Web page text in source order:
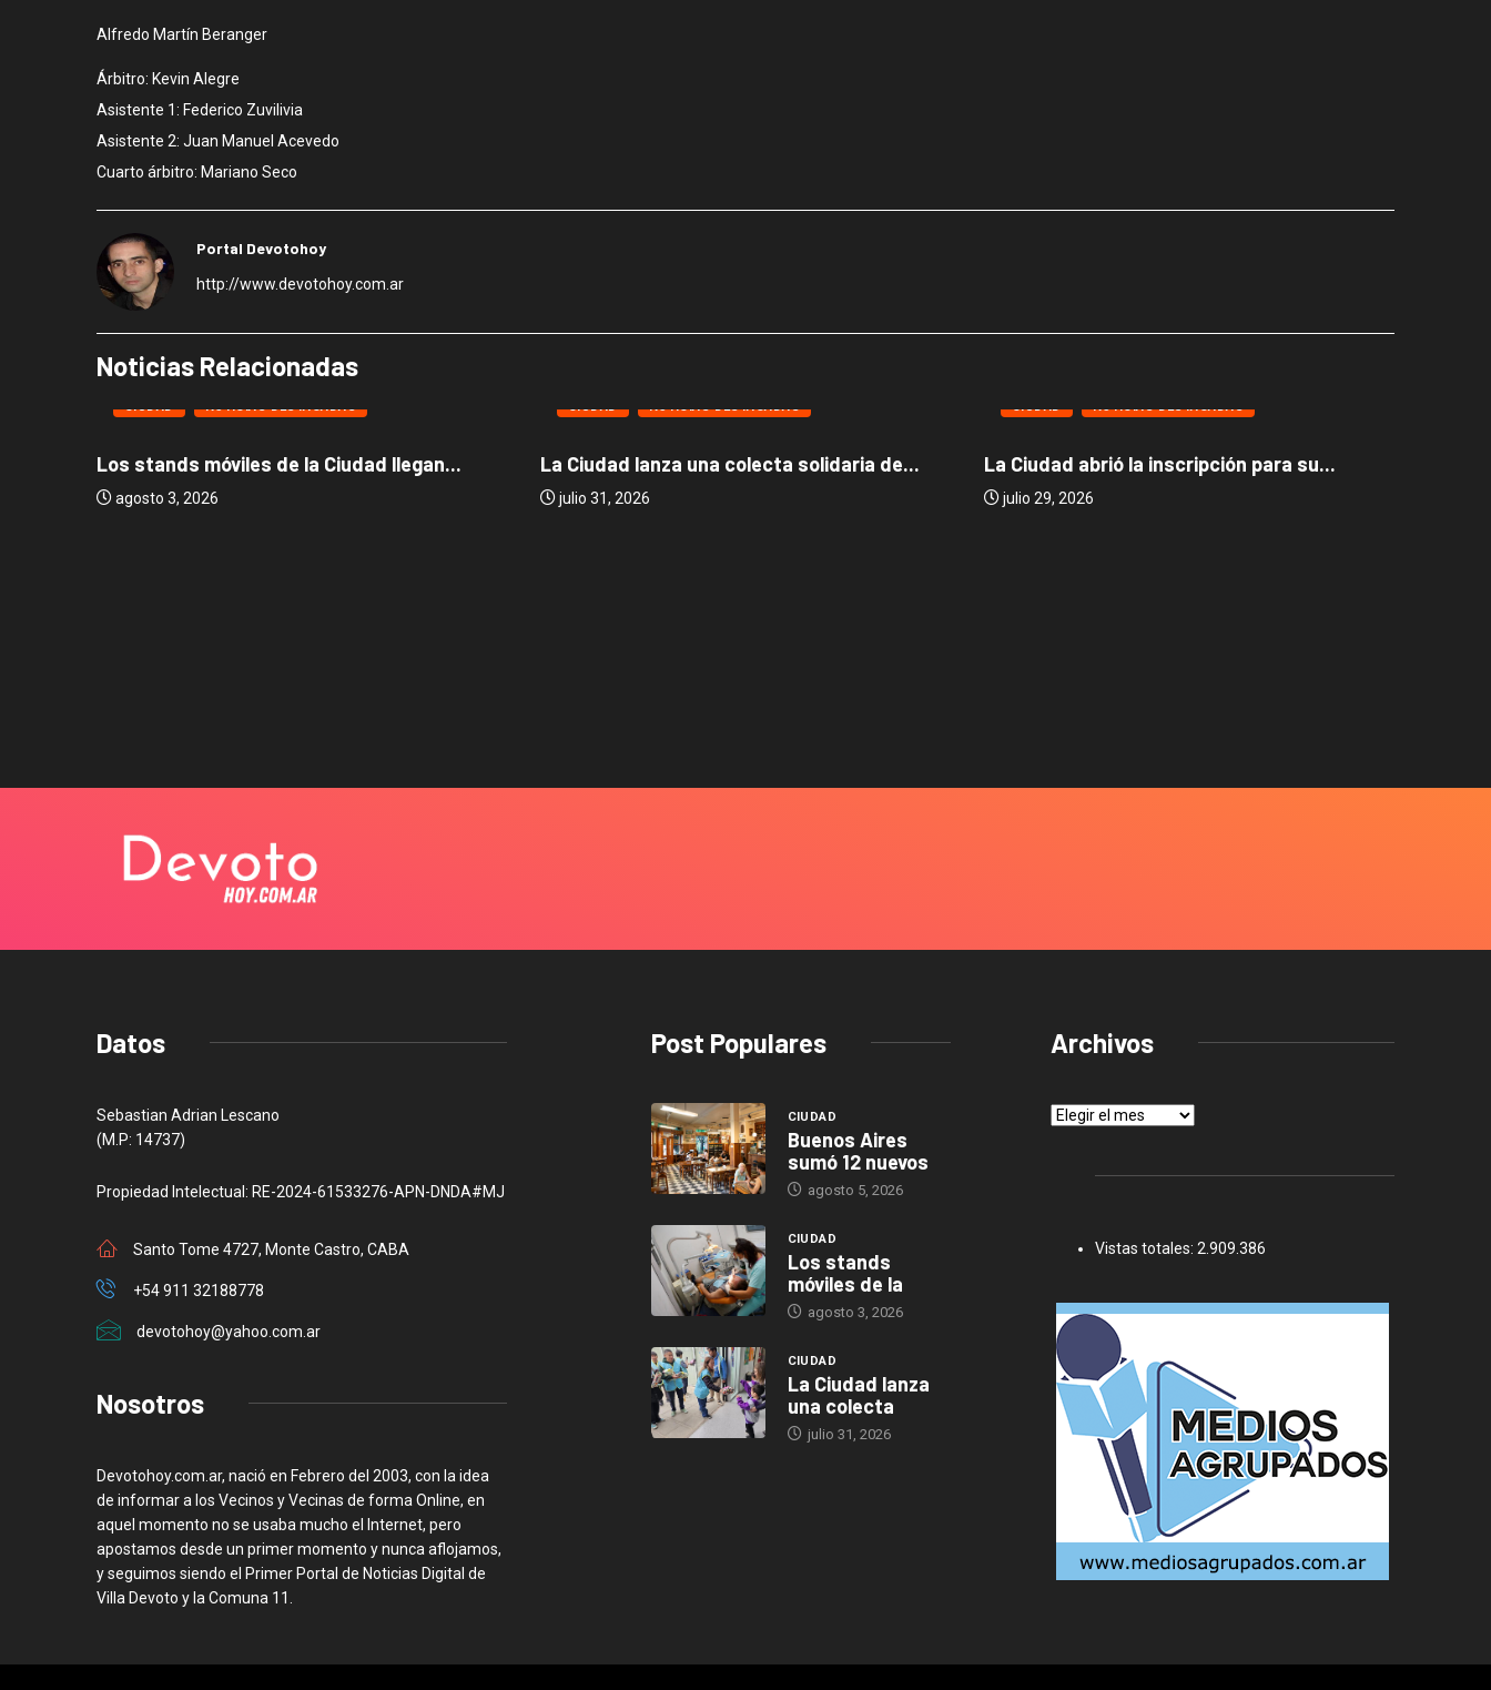
Alfredo Martín Beranger
Árbitro: Kevin Alegre
Asistente 1: Federico Zuvilivia
Asistente 2: Juan Manuel Acevedo
Cuarto árbitro: Mariano Seco
Portal Devotohoy
http://www.devotohoy.com.ar
Noticias Relacionadas
CIUDAD NOTICIAS DESTACADAS
Los stands móviles de la Ciudad llegan...
agosto 3, 2026
CIUDAD NOTICIAS DESTACADAS
La Ciudad lanza una colecta solidaria de...
julio 31, 2026
CIUDAD NOTICIAS DESTACADAS
La Ciudad abrió la inscripción para su...
julio 29, 2026
Datos
Sebastian Adrian Lescano
(M.P: 14737)
Propiedad Intelectual: RE-2024-61533276-APN-DNDA#MJ
Santo Tome 4727, Monte Castro, CABA
+54 911 32188778
devotohoy@yahoo.com.ar
Nosotros
Devotohoy.com.ar, nació en Febrero del 2003, con la idea
de informar a los Vecinos y Vecinas de forma Online, en
aquel momento no se usaba mucho el Internet, pero
apostamos desde un primer momento y nunca aflojamos,
y seguimos siendo el Primer Portal de Noticias Digital de
Villa Devoto y la Comuna 11.
Post Populares
CIUDAD
Buenos Aires
sumó 12 nuevos
agosto 5, 2026
CIUDAD
Los stands
móviles de la
agosto 3, 2026
CIUDAD
La Ciudad lanza
una colecta
julio 31, 2026
Archivos
Archivos
Vistas totales: 2.909.386